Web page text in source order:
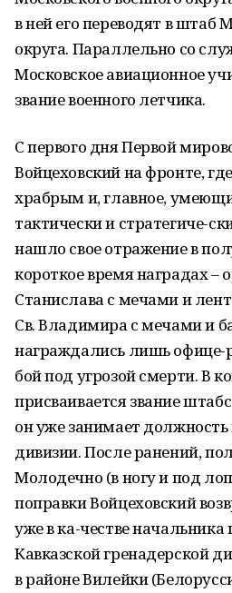
в ней его переводят в штаб
округа. Параллельно со
Московское авиационное
звание военного летчика.
С первого дня Первой
Войцеховский на фронте,
храбрым и, главное,
тактически и стратегиче-
нашло свое отражение в
короткое время наградах –
Станислава с мечами и
Св. Владимира с мечами и
награждались лишь
бой под угрозой смерти. В
присваивается звание
он уже занимает
дивизии. После ранений,
Молодечно (в ногу и под
поправки Войцеховский
уже в ка-честве начальника
Кавказской гренадерской
в районе Вилейки